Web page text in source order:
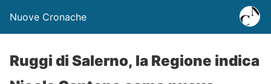
Nuove Cronache
Ruggi di Salerno, la Regione indica